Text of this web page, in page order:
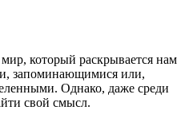
который раскрывается нам
запоминающимися или,
Однако, даже среди
свой смысл.